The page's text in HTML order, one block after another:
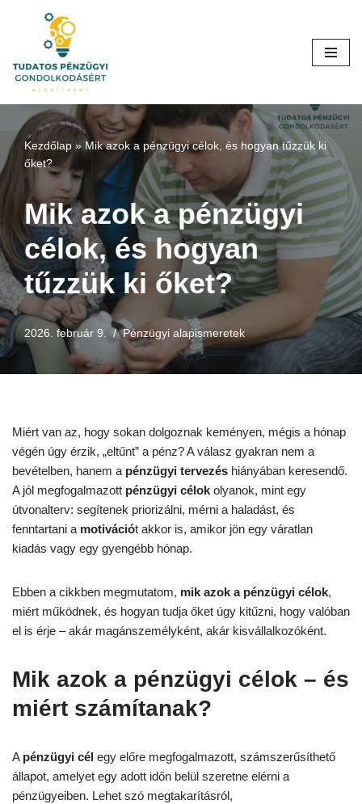
to
content
Kezdőlap » Mik azok a pénzügyi célok, és hogyan tűzzük ki
őket?
Mik azok a pénzügyi
célok, és hogyan
tűzzük ki őket?
2026. február 9. Pénzügyi alapismeretek
Miért van az, hogy sokan dolgoznak keményen, mégis a hónap
végén úgy érzik, „eltűnt” a pénz? A válasz gyakran nem a
bevételben, hanem a pénzügyi tervezés hiányában keresendő.
A jól megfogalmazott pénzügyi célok olyanok, mint egy
útvonalterv: segítenek priorizálni, mérni a haladást, és
fenntartani a motivációt akkor is, amikor jön egy váratlan
kiadás vagy egy gyengébb hónap.
Ebben a cikkben megmutatom, mik azok a pénzügyi célok,
miért működnek, és hogyan tudja őket úgy kitűzni, hogy valóban
el is érje – akár magánszemélyként, akár kisvállalkozóként.
Mik azok a pénzügyi célok – és
miért számítanak?
A pénzügyi cél egy előre megfogalmazott, számszerűsíthető
állapot, amelyet egy adott időn belül szeretne elérni a
pénzügyeiben. Lehet szó megtakarításról,